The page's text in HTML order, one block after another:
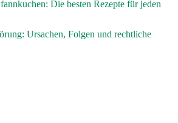
Die besten Rezepte für jeden
Ursachen, Folgen und rechtliche